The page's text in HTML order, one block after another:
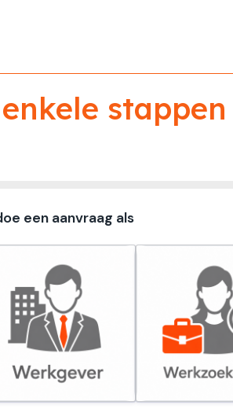
stappen
een aanvraag als
Werkzoekende